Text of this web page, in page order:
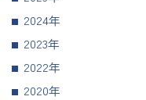
2024
2023
2022
2020